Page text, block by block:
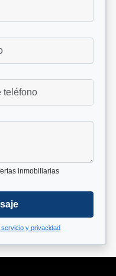
inmobiliarias
y privacidad